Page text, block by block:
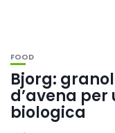
FOOD
Bjorg:
d’avena
biologica